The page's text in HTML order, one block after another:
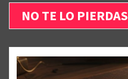
NO TE LO PIERDAS